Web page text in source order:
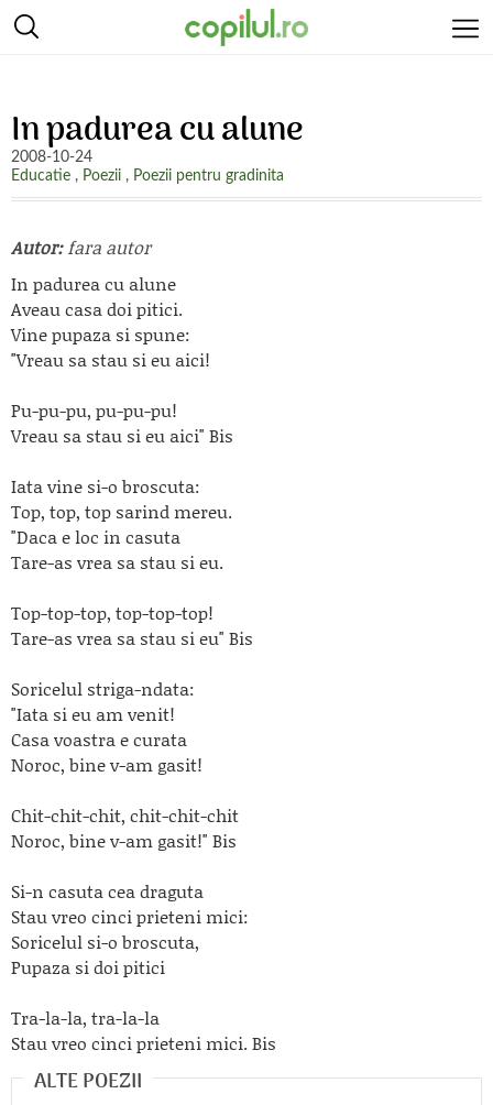
In padurea cu alune
2008-10-24
Educatie , Poezii , Poezii pentru gradinita
Autor:fara autor
In padurea cu alune
Aveau casa doi pitici.
Vine pupaza si spune:
"Vreau sa stau si eu aici!
Pu-pu-pu, pu-pu-pu!
Vreau sa stau si eu aici" Bis
Iata vine si-o broscuta:
Top, top, top sarind mereu.
"Daca e loc in casuta
Tare-as vrea sa stau si eu.
Top-top-top, top-top-top!
Tare-as vrea sa stau si eu" Bis
Soricelul striga-ndata:
"Iata si eu am venit!
Casa voastra e curata
Noroc, bine v-am gasit!
Chit-chit-chit, chit-chit-chit
Noroc, bine v-am gasit!" Bis
Si-n casuta cea draguta
Stau vreo cinci prieteni mici:
Soricelul si-o broscuta,
Pupaza si doi pitici
Tra-la-la, tra-la-la
Stau vreo cinci prieteni mici. Bis
ALTE POEZII